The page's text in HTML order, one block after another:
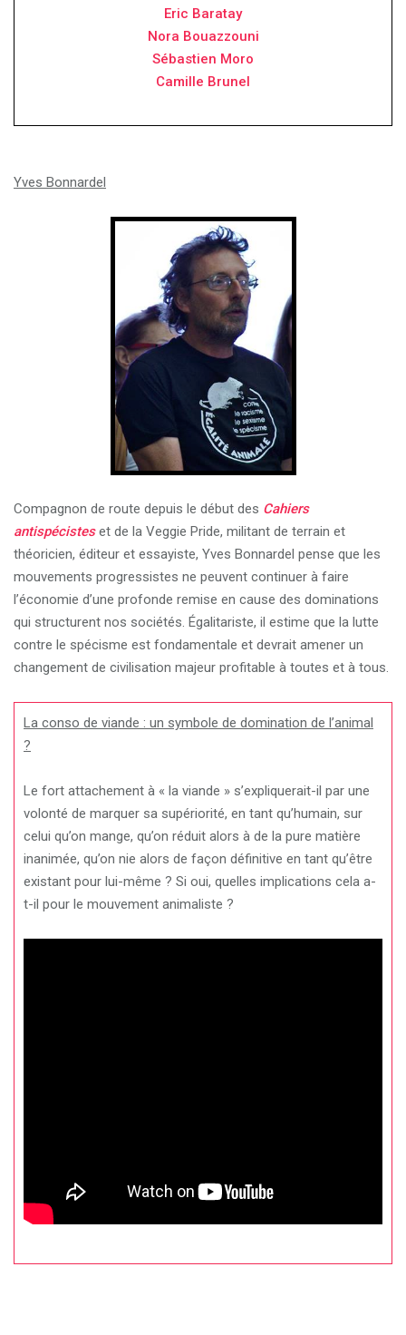
Eric Baratay
Nora Bouazzouni
Sébastien Moro
Camille Brunel
Yves Bonnardel
Compagnon de route depuis le début des Cahiers
antispécisteset de la Veggie Pride, militant de terrain et
théoricien, éditeur et essayiste, Yves Bonnardel pense que les
mouvements progressistes ne peuvent continuer à faire
l’économie d’une profonde remise en cause des dominations
qui structurent nos sociétés. Égalitariste, il estime que la lutte
contre le spécisme est fondamentale et devrait amener un
changement de civilisation majeur profitable à toutes et à tous.
La conso de viande : un symbole de domination de l’animal
?
Le fort attachement à « la viande » s’expliquerait-il par une
volonté de marquer sa supériorité, en tant qu’humain, sur
celui qu’on mange, qu’on réduit alors à de la pure matière
inanimée, qu’on nie alors de façon définitive en tant qu’être
existant pour lui-même ? Si oui, quelles implications cela a-
t-il pour le mouvement animaliste ?